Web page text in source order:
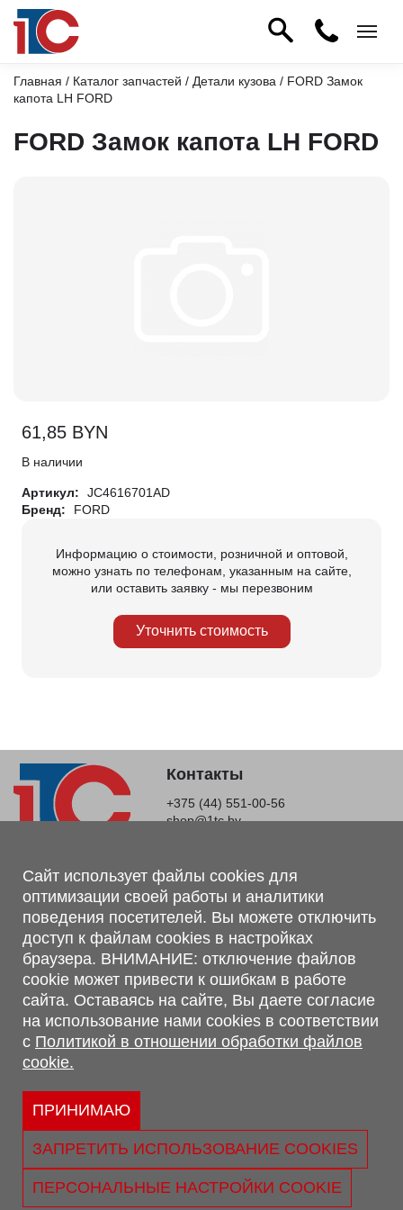
Главная / Каталог запчастей / Детали кузова / FORD Замок
капота LH FORD
FORD Замок капота LH FORD
61,85 BYN
В наличии
Артикул:
JC4616701AD
Бренд:
FORD
Информацию о стоимости, розничной и оптовой,
можно узнать по телефонам, указанным на сайте,
или оставить заявку - мы перезвоним
Уточнить стоимость
Контакты
+375 (44) 551-00-56
shop@1tc.by
Магазин, склад
г. Минск, Минский р-н, п. Привольный, ул. Мира, 20А,
223062
г. Брест, ул. Лейтенанта Рябцева, 108 В, 224701
Обращаем Ваше внимание, что вся предоставленная на сайте
информация, касающаяся комплектаций, технических
характеристик, цветовых сочетаний, а также стоимости и
сервисного обслуживания носит информационный характер и
не является публичной офертой, определяемой п.2 ст.407
Гражданского кодекса Республики Беларусь.
Политика обработки персональных данных
Политикой в отношении обработки файлов cookie.
Свидетельство о регистрации №290667530 выдано 02.02.2009
г. Администрацией Ленинского р-на г. Бреста
Сайт использует файлы cookies для
оптимизации своей работы и аналитики
поведения посетителей. Вы можете отключить
доступ к файлам cookies в настройках
браузера. ВНИМАНИЕ: отключение файлов
cookie может привести к ошибкам в работе
сайта. Оставаясь на сайте, Вы даете согласие
на использование нами cookies в соответствии
с Политикой в отношении обработки файлов
cookie.
ПРИНИМАЮ
ЗАПРЕТИТЬ ИСПОЛЬЗОВАНИЕ COOKIES
ПЕРСОНАЛЬНЫЕ НАСТРОЙКИ COOKIE